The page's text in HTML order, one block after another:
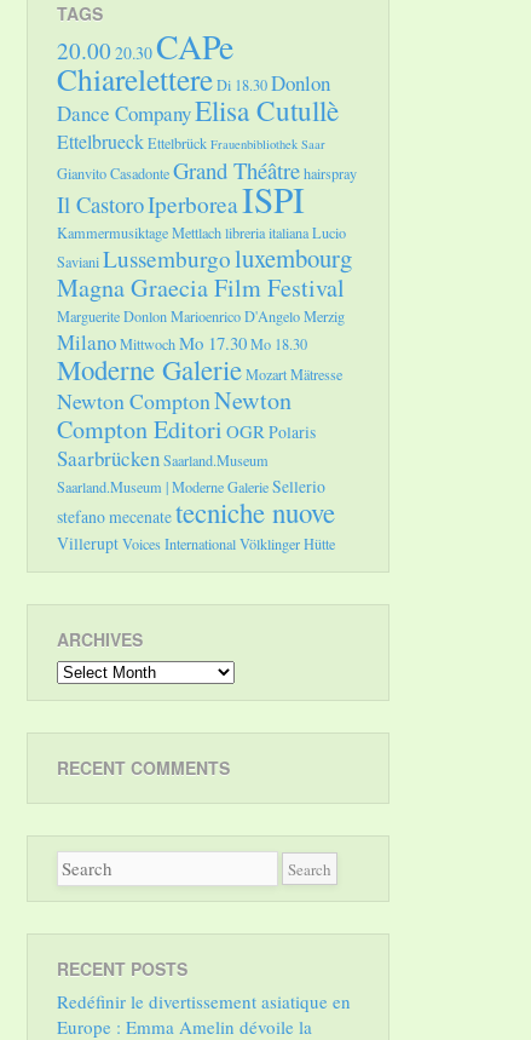
TAGS
20.00 20.30CAPe
ChiarelettereDi 18.30Donlon
Dance CompanyElisa Cutullè
EttelbrueckEttelbrück Frauenbibliothek Saar
Gianvito CasadonteGrand Théâtrehairspray
Il CastoroIperboreaISPI
Kammermusiktage Mettlachlibreria italianaLucio
SavianiLussemburgoluxembourg
Magna Graecia Film Festival
Marguerite DonlonMarioenrico D'AngeloMerzig
MilanoMittwochMo 17.30Mo 18.30
Moderne GalerieMozartMätresse
Newton ComptonNewton
Compton Editori OGRPolaris
SaarbrückenSaarland.Museum
Saarland.Museum | Moderne GalerieSellerio
stefano mecenatetecniche nuove
VilleruptVoices InternationalVölklinger Hütte
ARCHIVES
Archives
RECENT COMMENTS
RECENT POSTS
Redéfinir le divertissement asiatique en
Europe : Emma Amelin dévoile la